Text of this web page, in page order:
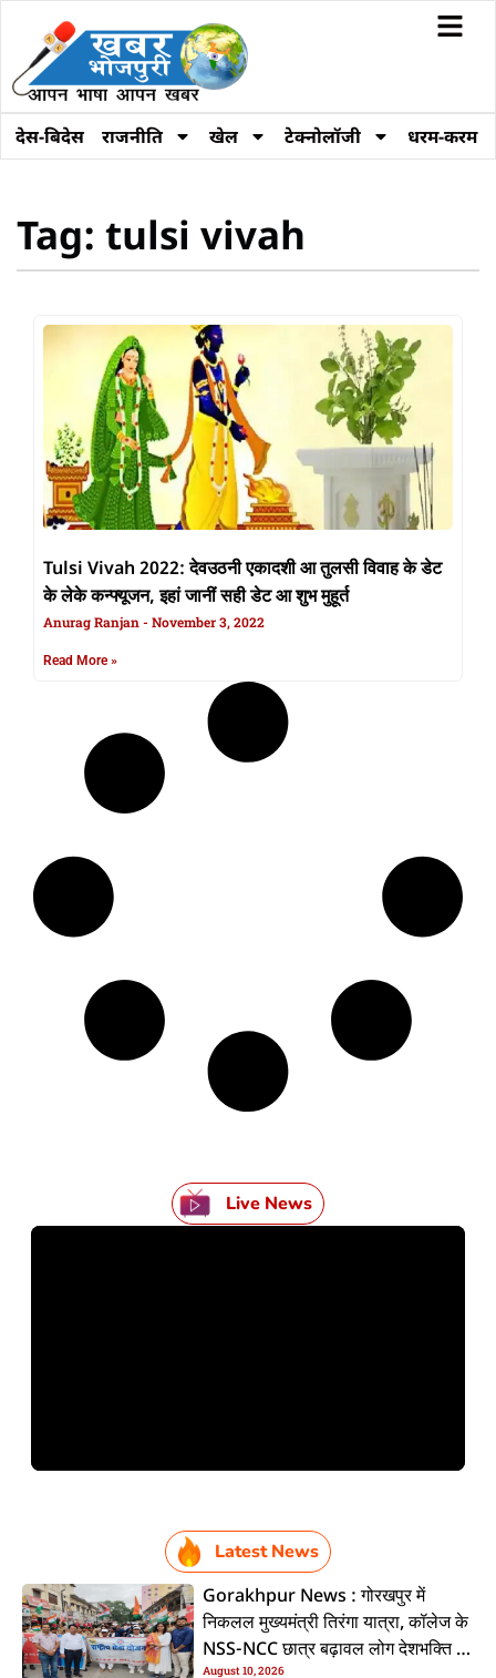
देस-बिदेस राजनीति खेल टेक्नोलॉजी धरम-करम
Tag: tulsi vivah
Tulsi Vivah 2022: देवउठनी एकादशी आ तुलसी विवाह के डेट
के लेके कन्फ्यूजन, इहां जानीं सही डेट आ शुभ मुहूर्त
Anurag Ranjan November 3, 2022
Read More »
Live News
Latest News
Gorakhpur News : गोरखपुर में
निकलल मुख्यमंत्री तिरंगा यात्रा, कॉलेज के
NSS-NCC छात्र बढ़ावल लोग देशभक्ति के
August 10, 2026